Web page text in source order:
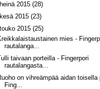
heinä 2015 (28)
kesä 2015 (23)
touko 2015 (25)
mies -
rautalanga...
taivaan porteilla - Fingerpori
rautalangasta...
on vihreämpää aidan toisella
Fing...